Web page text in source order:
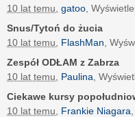
10 lat temu gatoo ,
Snus/Tytoń do żucia
10 lat temu
FlashMan ,
Zespół ODŁAM z Zabrza
10 lat temu
Paulina ,
Ciekawe kursy
10 lat temu
Frankie Niagara